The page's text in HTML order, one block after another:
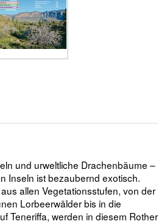
und urweltliche Drachenbäume –
Inseln ist bezaubernd exotisch.
allen Vegetationsstufen, von der
Lorbeerwälder bis in die
Teneriffa, werden in diesem Rother